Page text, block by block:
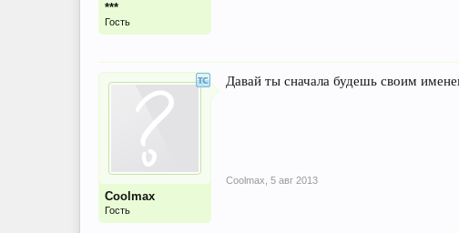
***
Гость
Coolmax
Гость
Давай ты сначала будешь своим
Coolmax 5 авг 2013